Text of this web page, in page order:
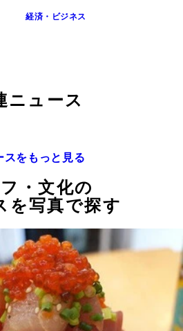
経済・ビジネス
ニュース
スをもっと見る
・文化の
を写真で探す